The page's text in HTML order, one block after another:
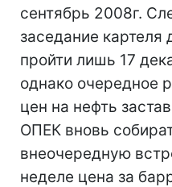
сентябрь 2008г.
заседание
пройти лишь 17
однако очередное
цен на нефть
ОПЕК вновь
внеочередную
неделе цена за